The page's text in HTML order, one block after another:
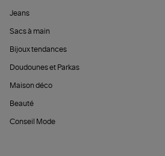
Jeans
Sacs à main
Bijoux tendances
Doudounes et Parkas
Maison déco
Beauté
Conseil Mode